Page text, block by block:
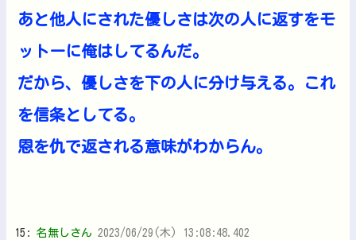
あと他人にされた優しさは次の人に返すをモ
ットーに俺はしてるんだ。
だから、優しさを下の人に分け与える。これ
を信条としてる。
恩を仇で返される意味がわからん。
15: 名無しさん 2023/06/29(木) 13:08:48.402